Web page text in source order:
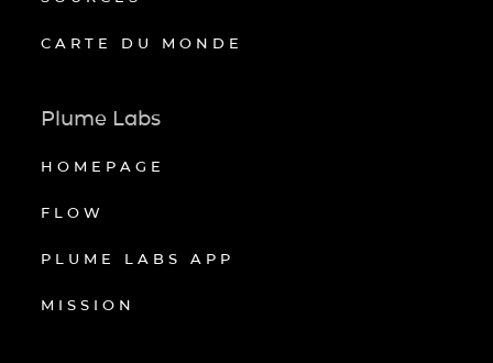
CARTE DU MONDE
Plume Labs
HOMEPAGE
FLOW
PLUME LABS APP
MISSION